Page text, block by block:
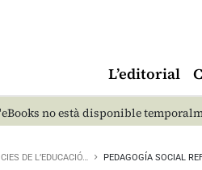
L’editorial
no està disponible
DE L’EDUCACIÓ… PEDAGOGÍA SOCIAL